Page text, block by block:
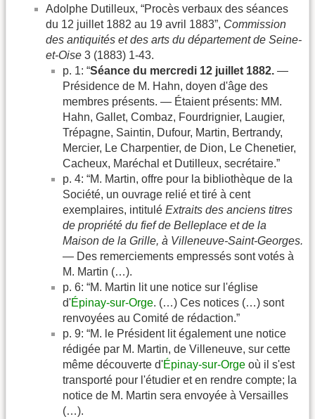
Adolphe Dutilleux, “Procès verbaux des séances
du 12 juillet 1882 au 19 avril 1883”, Commission
des antiquités et des arts du département de Seine-
et-Oise 3 (1883) 1-43.
p. 1: “Séance du mercredi 12 juillet 1882. —
Présidence de M. Hahn, doyen d'âge des
membres présents. — Étaient présents: MM.
Hahn, Gallet, Combaz, Fourdrignier, Laugier,
Trépagne, Saintin, Dufour, Martin, Bertrandy,
Mercier, Le Charpentier, de Dion, Le Chenetier,
Cacheux, Maréchal et Dutilleux, secrétaire.”
p. 4: “M. Martin, offre pour la bibliothèque de la
Société, un ouvrage relié et tiré à cent
exemplaires, intitulé Extraits des anciens titres
de propriété du fief de Belleplace et de la
Maison de la Grille, à Villeneuve-Saint-Georges.
— Des remerciements empressés sont votés à
M. Martin (…).
p. 6: “M. Martin lit une notice sur l'église
d'Épinay-sur-Orge. (…) Ces notices (…) sont
renvoyées au Comité de rédaction.”
p. 9: “M. le Président lit également une notice
rédigée par M. Martin, de Villeneuve, sur cette
même découverte d'Épinay-sur-Orge où il s'est
transporté pour l'étudier et en rendre compte; la
notice de M. Martin sera envoyée à Versailles
(…).